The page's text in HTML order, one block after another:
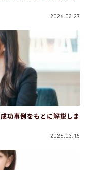
2026.03.27
功事例をもとに解説しま
2026.03.15